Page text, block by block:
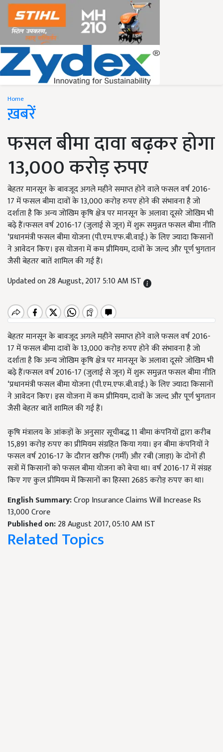
Home
ख़बरें
फसल बीमा दावा बढ़कर होगा
13,000 करोड़ रुपए
बेहतर मानसून के बावजूद अगले महीने समाप्त होने वाले फसल वर्ष 2016-
17 में फसल बीमा दावों के 13,000 करोड़ रुपए होने की संभावना है जो
दर्शाता है कि अन्य जोखिम कृषि क्षेत्र पर मानसून के अलावा दूसरे जोखिम भी
बढ़े हैं।फसल वर्ष 2016-17 (जुलाई से जून) में शुरू समुन्नत फसल बीमा नीति
‘प्रधानमंत्री फसल बीमा योजना (पी.एम.एफ.बी.वाई.) के लिए ज्यादा किसानों
ने आवेदन किए। इस योजना में कम प्रीमियम, दावों के जल्द और पूर्ण भुगतान
जैसी बेहतर बातें शामिल की गई हैं।
Updated on 28 August, 2017 5:10 AM IST
बेहतर मानसून के बावजूद अगले महीने समाप्त होने वाले फसल वर्ष 2016-
17 में फसल बीमा दावों के 13,000 करोड़ रुपए होने की संभावना है जो
दर्शाता है कि अन्य जोखिम कृषि क्षेत्र पर मानसून के अलावा दूसरे जोखिम भी
बढ़े हैं।फसल वर्ष 2016-17 (जुलाई से जून) में शुरू समुन्नत फसल बीमा नीति
‘प्रधानमंत्री फसल बीमा योजना (पी.एम.एफ.बी.वाई.) के लिए ज्यादा किसानों
ने आवेदन किए। इस योजना में कम प्रीमियम, दावों के जल्द और पूर्ण भुगतान
जैसी बेहतर बातें शामिल की गई हैं।
कृषि मंत्रालय के आंकड़ों के अनुसार सूचीबद्ध 11 बीमा कंपनियों द्वारा करीब
15,891 करोड़ रुपए का प्रीमियम संग्रहित किया गया। इन बीमा कंपनियों ने
फसल वर्ष 2016-17 के दौरान खरीफ (गर्मी) और रबी (जाड़ा) के दोनों ही
सत्रों में किसानों को फसल बीमा योजना को बेचा था। वर्ष 2016-17 में संग्रह
किए गए कुल प्रीमियम में किसानों का हिस्सा 2685 करोड़ रुपए का था।
English Summary:Crop Insurance Claims Will Increase Rs
13,000 Crore
Published on:28 August 2017, 05:10 AM IST
Related Topics